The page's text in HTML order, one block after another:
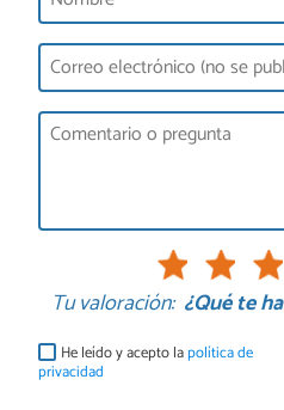
Tu valoración: ¿Qué te
He leído y acepto lapolítica de
privacidad